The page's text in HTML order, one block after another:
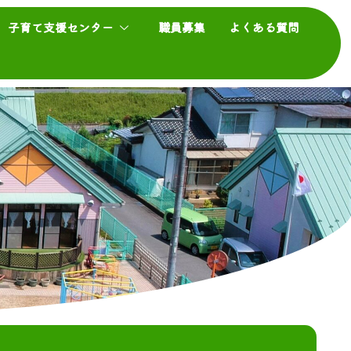
子育て支援センター 職員募集 よくある質問